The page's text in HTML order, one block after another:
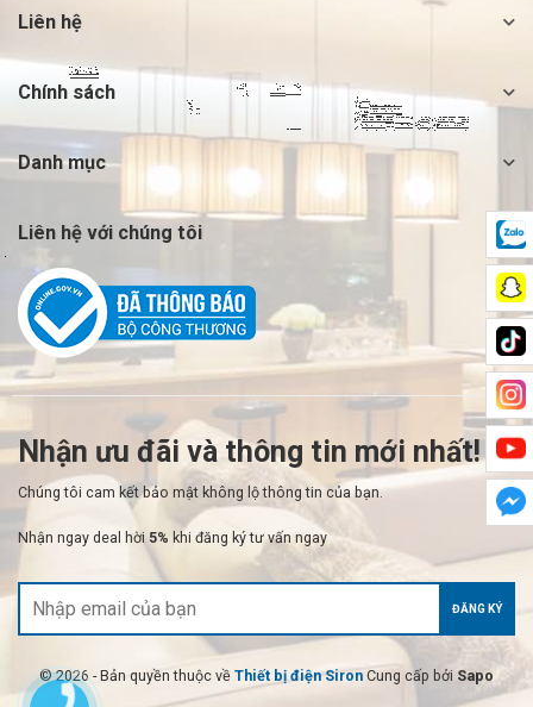
Liên hệ
Chính sách
Danh mục
Liên hệ với chúng tôi
Nhận ưu đãi và thông tin mới nhất!
Chúng tôi cam kết bảo mật không lộ thông tin của bạn.
Nhận ngay deal hời 5% khi đăng ký tư vấn ngay
ĐĂNG KÝ
© 2026 - Bản quyền thuộc về Thiết bị điện Siron Cung cấp bởi Sapo